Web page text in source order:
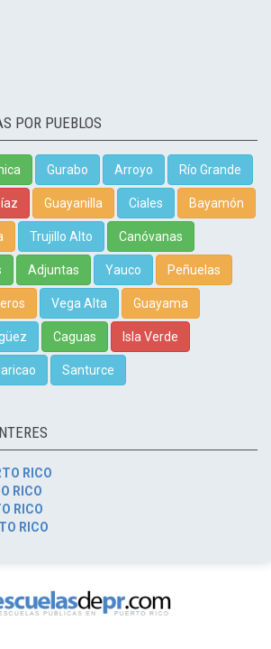
POR PUEBLOS
Gurabo Arroyo Río Grande
Guayanilla Ciales Bayamón
Trujillo Alto Canóvanas
Adjuntas Yauco Peñuelas
Vega Alta Guayama
Caguas Isla Verde
Santurce
RICO
RICO
RICO
RICO